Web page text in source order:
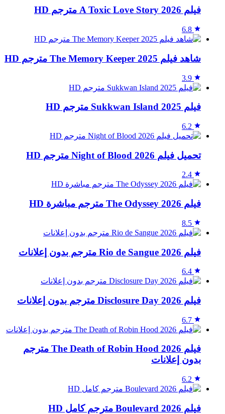
فيلم A Toxic Love Story 2026 مترجم HD
6.8
شاهد فيلم The Memory Keeper 2025 مترجم HD
3.9
فيلم Sukkwan Island 2025 مترجم HD
6.2
تحميل فيلم Night of Blood 2026 مترجم HD
2.4
فيلم The Odyssey 2026 مترجم مباشرة HD
8.5
فيلم Rio de Sangue 2026 مترجم بدون إعلانات
6.4
فيلم Disclosure Day 2026 مترجم بدون إعلانات
6.7
فيلم The Death of Robin Hood 2026 مترجم
بدون إعلانات
6.2
فيلم Boulevard 2026 مترجم كامل HD